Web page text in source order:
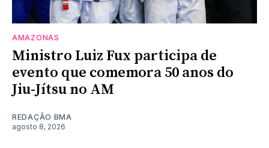
AMAZONAS
Ministro Luiz Fux participa de
evento que comemora 50 anos do
Jiu-Jítsu no AM
REDAÇÃO BMA
agosto 8, 2026